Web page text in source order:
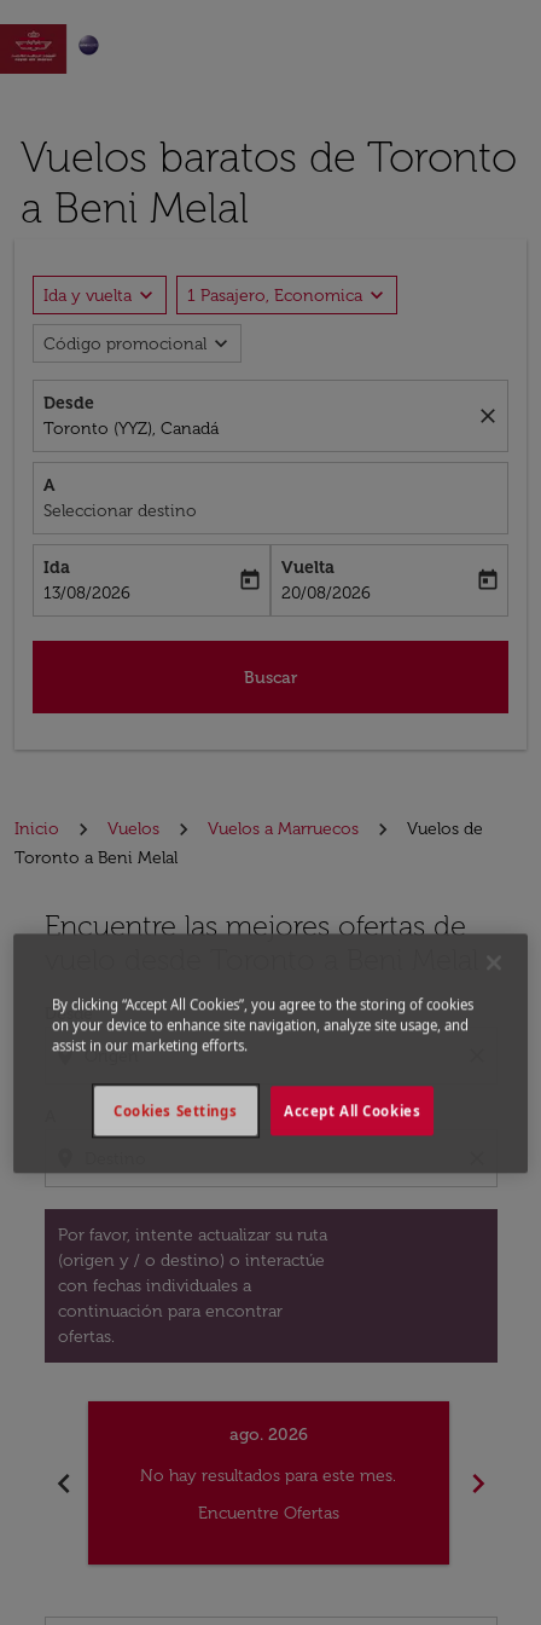

Vuelos baratos de Toronto
a Beni Melal
Ida y vuelta expand_more 1 Pasajero, Economica expand_more
Código promocional expand_more
Desde
Toronto (YYZ), Canadá
close
A
Seleccionar destino
Ida
fc-booking-departure-date-aria-label
13/08/2026
today
Vuelta
fc-booking-return-date-aria-label
20/08/2026
today
Buscar
Inicio Vuelos Vuelos a Marruecos
Vuelos de
Toronto a Beni Melal
Encuentre las mejores ofertas de
Desde
location_on
Por favor, intente actualizar su ruta
(origen y / o destino) o interactúe
con fechas individuales a
continuación para encontrar
ofertas.
Por favor, intente actualizar su ruta (origen y / o
chevron_left
ago. 2026
No hay resultados para este mes.
Encuentre Ofertas
chevron_right
By clicking “Accept All Cookies”, you agree to the storing of cookies
on your device to enhance site navigation, analyze site usage, and
assist in our marketing efforts.
Accept All Cookies
Cookies Settings